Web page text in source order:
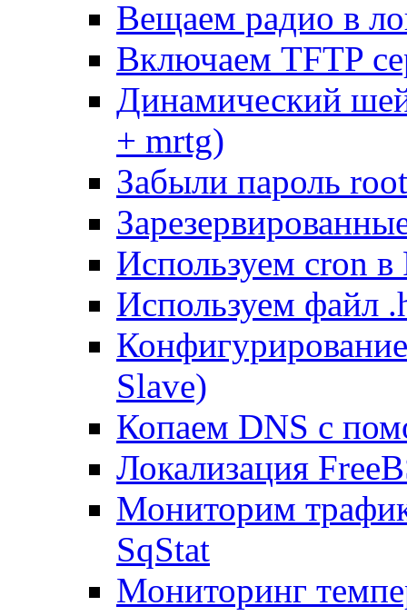
Вещаем радио в
Включаем TFTP
Динамический
+ mrtg)
Забыли пароль
Используем cron в
Используем файл
Slave)
Копаем DNS с
Локализация
Мониторим
SqStat
Мониторинг